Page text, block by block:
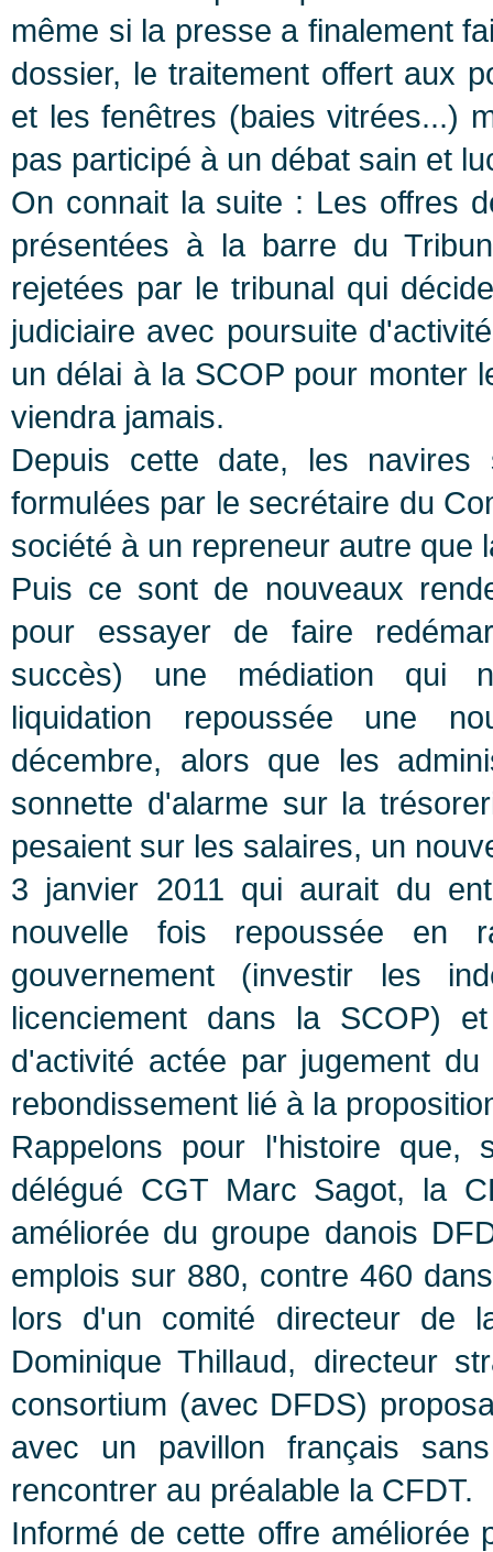
même si la presse a finalement
dossier, le traitement offert aux
et les fenêtres (baies vitrées...)
pas participé à un débat sain et
On connait la suite : Les offres
présentées à la barre du
rejetées par le tribunal qui
judiciaire avec poursuite
un délai à la SCOP pour monter
viendra jamais.
Depuis cette date, les
formulées par le secrétaire du
société à un repreneur autre que
Puis ce sont de nouveaux
pour essayer de faire
succès) une médiation qui
liquidation repoussée une
décembre, alors que les
sonnette d'alarme sur la
pesaient sur les salaires, un
3 janvier 2011 qui aurait du
nouvelle fois repoussée en
gouvernement (investir les
licenciement dans la SCOP)
d'activité actée par jugement
rebondissement lié à la
Rappelons pour l'histoire que,
délégué CGT Marc Sagot, la
améliorée du groupe danois
emplois sur 880, contre 460
lors d'un comité directeur de
Dominique Thillaud, directeur
consortium (avec DFDS)
avec un pavillon français
rencontrer au préalable la CFDT.
Informé de cette offre améliorée